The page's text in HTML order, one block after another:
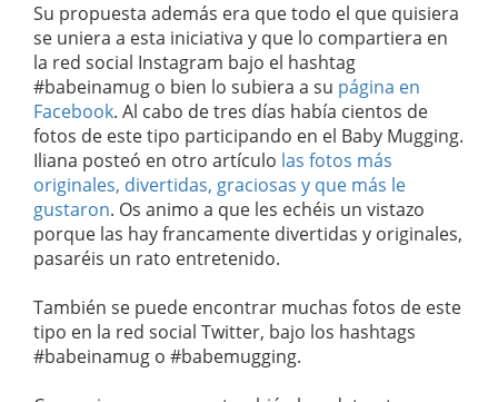
Su propuesta además era que todo el que quisiera
se uniera a esta iniciativa y que lo compartiera en
la red social Instagram bajo el hashtag
#babeinamug o bien lo subiera a su página en
Facebook. Al cabo de tres días había cientos de
fotos de este tipo participando en el Baby Mugging.
Iliana posteó en otro artículo las fotos más
originales, divertidas, graciosas y que más le
gustaron. Os animo a que les echéis un vistazo
porque las hay francamente divertidas y originales,
pasaréis un rato entretenido.
También se puede encontrar muchas fotos de este
tipo en la red social Twitter, bajo los hashtags
#babeinamug o #babemugging.